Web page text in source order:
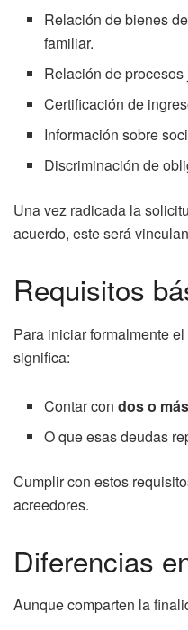
Relación de bienes
familiar.
Relación de
Certificación de
Información sobre
Discriminación de
Una vez radicada la
acuerdo, este será
Requisitos
Para iniciar formalmente
significa:
Contar condos o
O que esas deudas
Cumplir con estos
acreedores.
Diferencias
Aunque comparten la